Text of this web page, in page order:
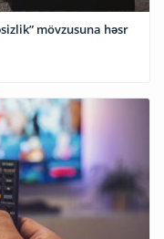
mövzusuna həsr